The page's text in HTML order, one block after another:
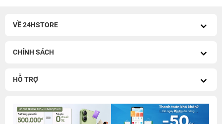
VỀ 24HSTORE
CHÍNH SÁCH
HỖ TRỢ